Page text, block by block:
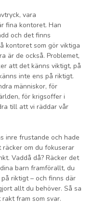
vara
fina kontoret. Han
och det finns
kontoret som gör viktiga
är de också. Problemet,
att det känns viktigt, på
inte ens på riktigt.
människor, för
för krigsoffer i
till att vi räddar vår
inre frustande och hade
om du fokuserar
Vaddå då? Räcker det
barn framförallt, du
riktigt – och finns där
allt du behöver. Så sa
fram som svar.